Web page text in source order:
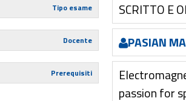
Tipo esame SCRITTO E
Docente PASIAN
Prerequisiti
passion for